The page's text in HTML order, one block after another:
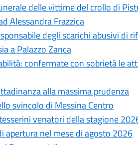
delle vittime del crollo di
Alessandra Frazzica
degli scarichi abusivi di
a Palazzo Zanca
confermate con sobrietà le
alla massima prudenza
svincolo di Messina Centro
venatori della stagione
apertura nel mese di agosto 2026